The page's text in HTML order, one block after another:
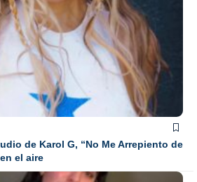
de Karol G, “No Me Arrepiento de
el aire